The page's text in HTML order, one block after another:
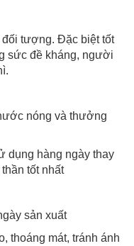
tượng. Đặc biệt tốt
sức đề kháng, người
nóng và thưởng
dụng hàng ngày thay
tốt nhất
sản xuất
thoáng mát, tránh ánh